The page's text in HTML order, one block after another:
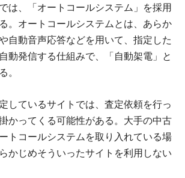
は、「オートコールシステム」を採用
。オートコールシステムとは、あらか
自動音声応答などを用いて、指定した
動発信する仕組みで、「自動架電」と
。
しているサイトでは、査定依頼を行っ
かってくる可能性がある。大手の中古
トコールシステムを取り入れている場
かじめそういったサイトを利用しない